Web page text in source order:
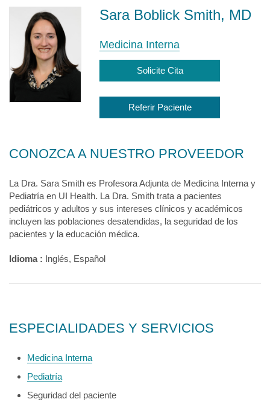
Sara Boblick Smith, MD
Medicina Interna
Solicite Cita
Referir Paciente
CONOZCA A NUESTRO PROVEEDOR
La Dra. Sara Smith es Profesora Adjunta de Medicina Interna y
Pediatría en UI Health. La Dra. Smith trata a pacientes
pediátricos y adultos y sus intereses clínicos y académicos
incluyen las poblaciones desatendidas, la seguridad de los
pacientes y la educación médica.
Idioma : Inglés, Español
ESPECIALIDADES Y SERVICIOS
Medicina Interna
Pediatría
Seguridad del paciente